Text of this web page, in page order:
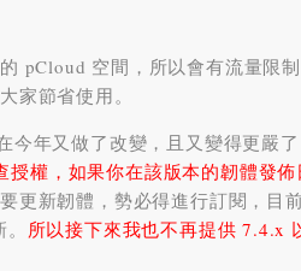
pCloud 空間 ， 所以會有流量限制
家節省使用。
今年又做了改變 ， 且又變得更嚴了
授權 ， 如果你在該版本的韌體發
更新韌體 ， 勢必得進行訂閱 ， 目
。 所以接下來我也不再提供 7.4.x